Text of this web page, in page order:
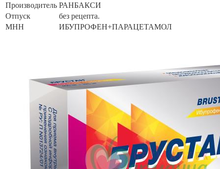
Производитель РАНБАКСИ
Отпуск
без рецепта.
МНН
ИБУПРОФЕН+ПАРАЦЕТАМОЛ